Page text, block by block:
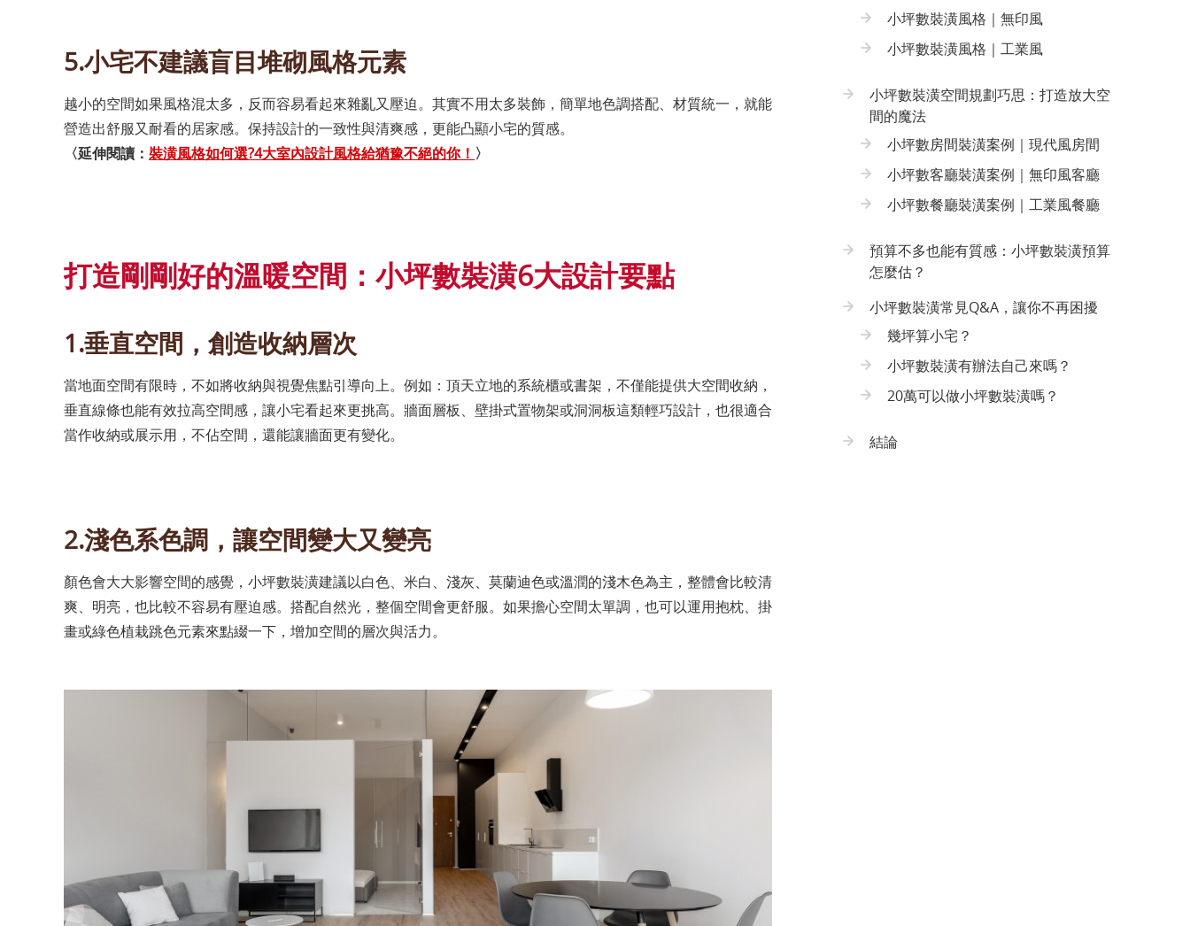
5.小宅不建議盲目堆砌風格元素
越小的空間如果風格混太多，反而容易看起來雜亂又壓迫。其實不用太多裝飾，簡單地色調搭配、材質統一，就能
營造出舒服又耐看的居家感。保持設計的一致性與清爽感，更能凸顯小宅的質感。
〈延伸閱讀： 裝潢風格如何選?4大室內設計風格給猶豫不絕的你！ 〉
打造剛剛好的溫暖空間：小坪數裝潢6大設計要點
1.垂直空間，創造收納層次
當地面空間有限時，不如將收納與視覺焦點引導向上。例如：頂天立地的系統櫃或書架，不僅能提供大空間收納，
垂直線條也能有效拉高空間感，讓小宅看起來更挑高。牆面層板、壁掛式置物架或洞洞板這類輕巧設計，也很適合
當作收納或展示用，不佔空間，還能讓牆面更有變化。
2.淺色系色調，讓空間變大又變亮
顏色會大大影響空間的感覺，小坪數裝潢建議以白色、米白、淺灰、莫蘭迪色或溫潤的淺木色為主，整體會比較清
爽、明亮，也比較不容易有壓迫感。搭配自然光，整個空間會更舒服。如果擔心空間太單調，也可以運用抱枕、掛
畫或綠色植栽跳色元素來點綴一下，增加空間的層次與活力。
小坪數裝潢風格｜無印風
小坪數裝潢風格｜工業風
小坪數裝潢空間規劃巧思：打造放大空
間的魔法
小坪數房間裝潢案例｜現代風房間
小坪數客廳裝潢案例｜無印風客廳
小坪數餐廳裝潢案例｜工業風餐廳
預算不多也能有質感：小坪數裝潢預算
怎麼估？
小坪數裝潢常見Q&A，讓你不再困擾
幾坪算小宅？
小坪數裝潢有辦法自己來嗎？
20萬可以做小坪數裝潢嗎？
結論